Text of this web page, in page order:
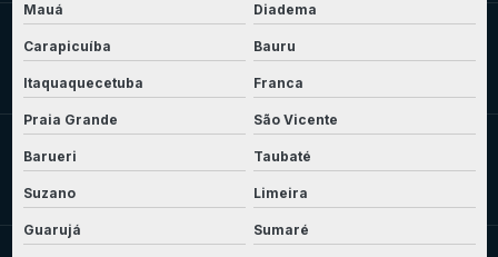
Mauá Diadema
Carapicuíba Bauru
Itaquaquecetuba Franca
Praia Grande São Vicente
Barueri Taubaté
Suzano Limeira
Guarujá Sumaré